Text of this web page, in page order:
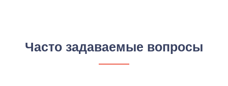
Часто задаваемые вопросы